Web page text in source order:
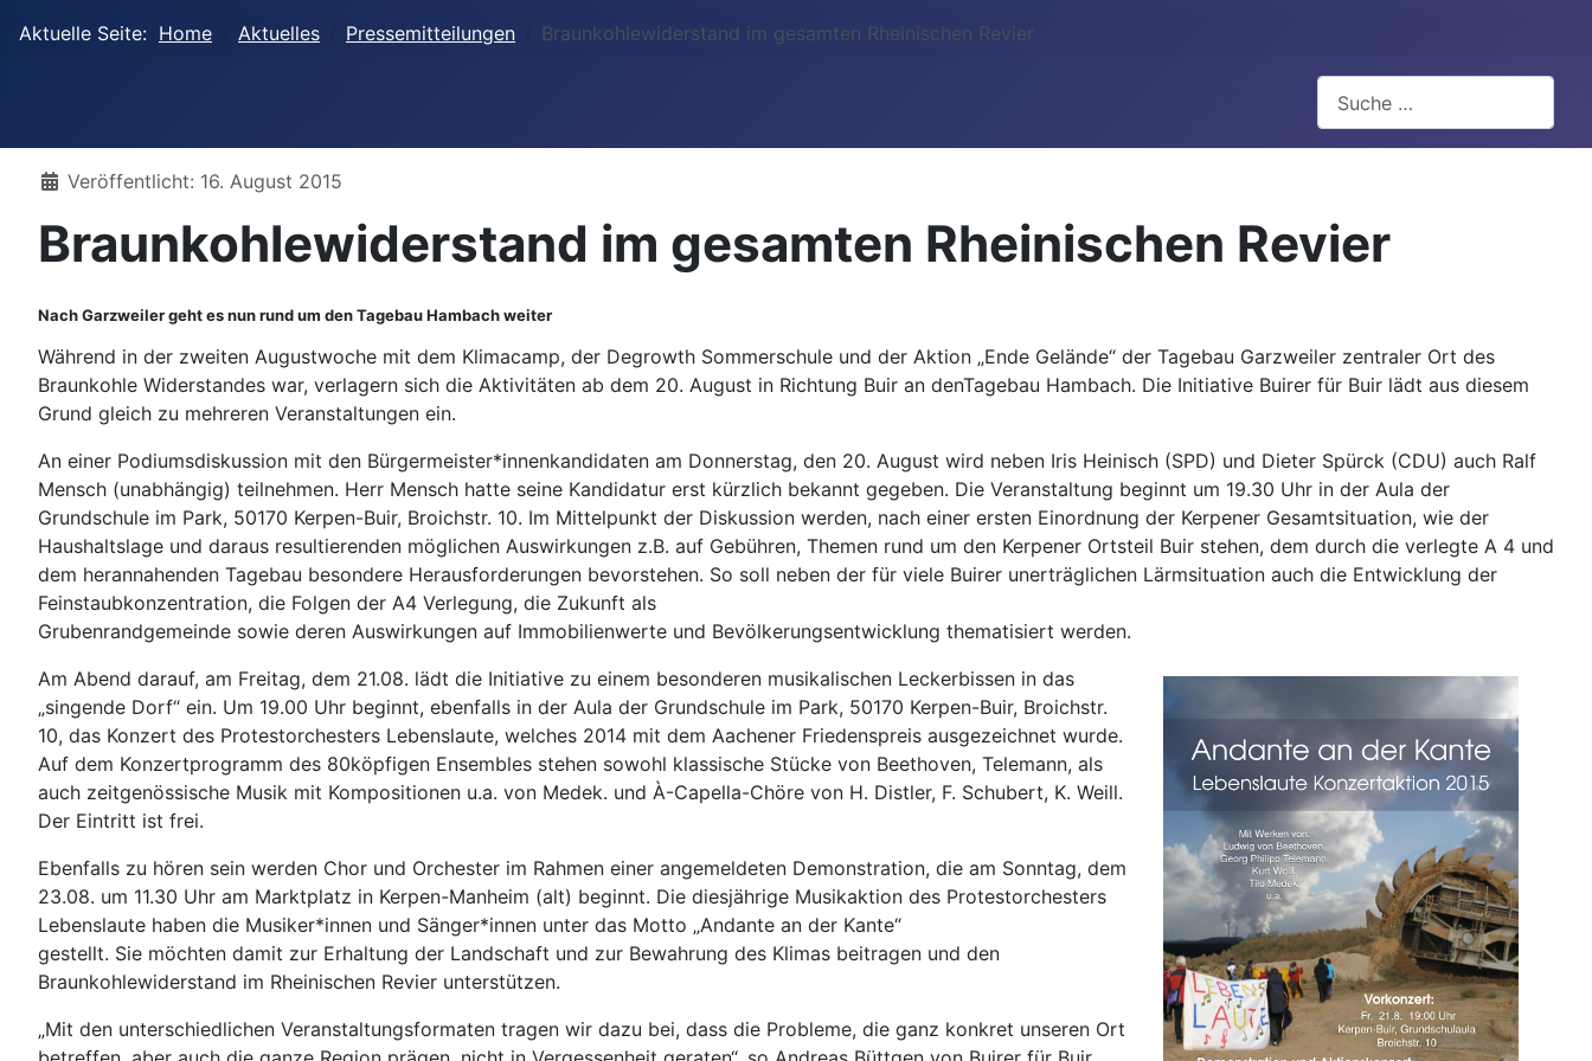
Aktuelle Seite: Home Aktuelles Pressemitteilungen Braunkohlewiderstand im gesamten Rheinischen Revier
Details
Veröffentlicht: 16. August 2015
Braunkohlewiderstand im gesamten Rheinischen Revier
Nach Garzweiler geht es nun rund um den Tagebau Hambach weiter
Während in der zweiten Augustwoche mit dem Klimacamp, der Degrowth Sommerschule und der Aktion „Ende Gelände“ der Tagebau Garzweiler zentraler Ort des
Braunkohle Widerstandes war, verlagern sich die Aktivitäten ab dem 20. August in Richtung Buir an denTagebau Hambach. Die Initiative Buirer für Buir lädt aus diesem
Grund gleich zu mehreren Veranstaltungen ein.
An einer Podiumsdiskussion mit den Bürgermeister*innenkandidaten am Donnerstag, den 20. August wird neben Iris Heinisch (SPD) und Dieter Spürck (CDU) auch Ralf
Mensch (unabhängig) teilnehmen. Herr Mensch hatte seine Kandidatur erst kürzlich bekannt gegeben. Die Veranstaltung beginnt um 19.30 Uhr in der Aula der
Grundschule im Park, 50170 Kerpen-Buir, Broichstr. 10. Im Mittelpunkt der Diskussion werden, nach einer ersten Einordnung der Kerpener Gesamtsituation, wie der
Haushaltslage und daraus resultierenden möglichen Auswirkungen z.B. auf Gebühren, Themen rund um den Kerpener Ortsteil Buir stehen, dem durch die verlegte A 4 und
dem herannahenden Tagebau besondere Herausforderungen bevorstehen. So soll neben der für viele Buirer unerträglichen Lärmsituation auch die Entwicklung der
Feinstaubkonzentration, die Folgen der A4 Verlegung, die Zukunft als
Grubenrandgemeinde sowie deren Auswirkungen auf Immobilienwerte und Bevölkerungsentwicklung thematisiert werden.
Am Abend darauf, am Freitag, dem 21.08. lädt die Initiative zu einem besonderen musikalischen Leckerbissen in das
„singende Dorf“ ein. Um 19.00 Uhr beginnt, ebenfalls in der Aula der Grundschule im Park, 50170 Kerpen-Buir, Broichstr.
10, das Konzert des Protestorchesters Lebenslaute, welches 2014 mit dem Aachener Friedenspreis ausgezeichnet wurde.
Auf dem Konzertprogramm des 80köpfigen Ensembles stehen sowohl klassische Stücke von Beethoven, Telemann, als
auch zeitgenössische Musik mit Kompositionen u.a. von Medek. und À-Capella-Chöre von H. Distler, F. Schubert, K. Weill.
Der Eintritt ist frei.
Ebenfalls zu hören sein werden Chor und Orchester im Rahmen einer angemeldeten Demonstration, die am Sonntag, dem
23.08. um 11.30 Uhr am Marktplatz in Kerpen-Manheim (alt) beginnt. Die diesjährige Musikaktion des Protestorchesters
Lebenslaute haben die Musiker*innen und Sänger*innen unter das Motto „Andante an der Kante“
gestellt. Sie möchten damit zur Erhaltung der Landschaft und zur Bewahrung des Klimas beitragen und den
Braunkohlewiderstand im Rheinischen Revier unterstützen.
„Mit den unterschiedlichen Veranstaltungsformaten tragen wir dazu bei, dass die Probleme, die ganz konkret unseren Ort